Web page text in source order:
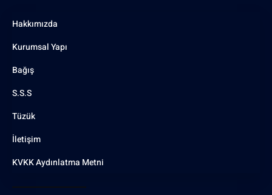
Hakkımızda
Kurumsal Yapı
Bağış
S.S.S
Tüzük
İletişim
KVKK Aydınlatma Metni